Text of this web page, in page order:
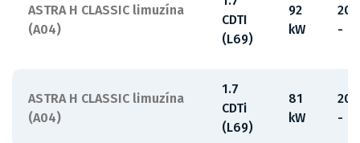
ASTRA H CLASSIC limuzína
(A04)
CDTI
(L69)
92
kW
-
ASTRA H CLASSIC limuzína
(A04)
1.7
CDTi
(L69)
81
kW
-